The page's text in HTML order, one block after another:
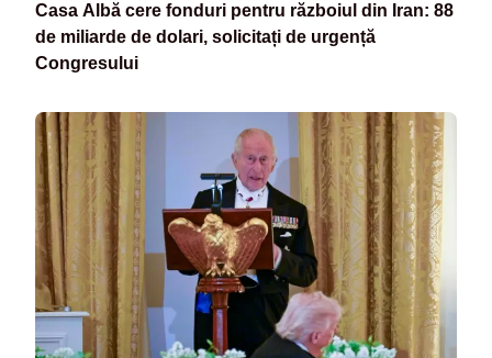
Casa Albă cere fonduri pentru războiul din Iran: 88
de miliarde de dolari, solicitați de urgență
Congresului